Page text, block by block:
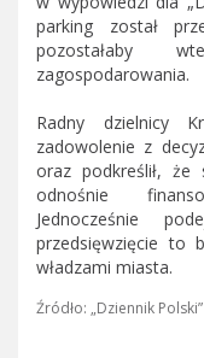
parking został
pozostałaby
zagospodarowania.
Radny dzielnicy
zadowolenie z
oraz podkreślił,
odnośnie
Jednocześnie
przedsięwzięcie to
władzami miasta.
Źródło: „Dziennik